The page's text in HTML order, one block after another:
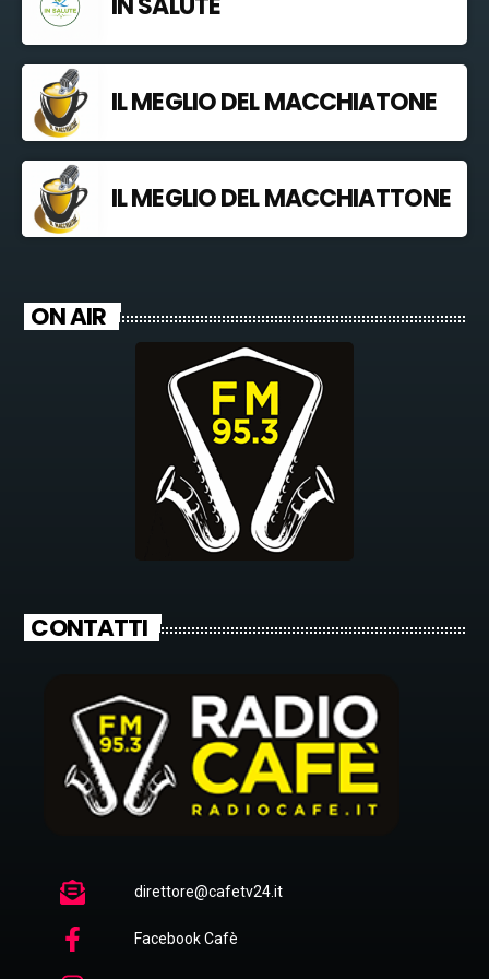
IL MEGLIO DEL MACCHIATONE
IL MEGLIO DEL MACCHIATTONE
ON AIR
CONTATTI
direttore@cafetv24.it
Facebook Cafè